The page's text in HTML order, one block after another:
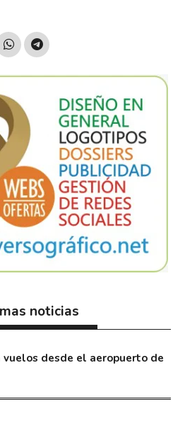
noticias
desde el aeropuerto de